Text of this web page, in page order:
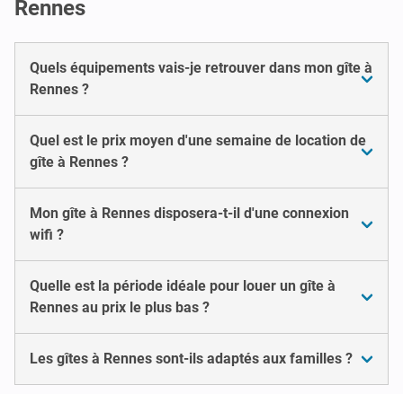
Rennes
Quels équipements vais-je retrouver dans mon gîte à
Rennes ?
Quel est le prix moyen d'une semaine de location de
gîte à Rennes ?
Mon gîte à Rennes disposera-t-il d'une connexion
wifi ?
Quelle est la période idéale pour louer un gîte à
Rennes au prix le plus bas ?
Les gîtes à Rennes sont-ils adaptés aux familles ?